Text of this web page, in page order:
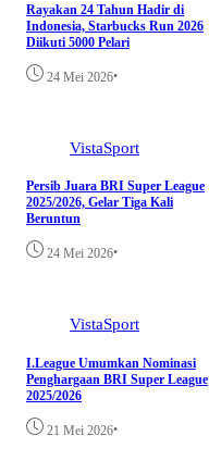
Rayakan 24 Tahun Hadir di
Indonesia, Starbucks Run 2026
Diikuti 5000 Pelari
24 Mei 2026•
VistaSport
Persib Juara BRI Super League
2025/2026, Gelar Tiga Kali
Beruntun
24 Mei 2026•
VistaSport
I.League Umumkan Nominasi
Penghargaan BRI Super League
2025/2026
21 Mei 2026•